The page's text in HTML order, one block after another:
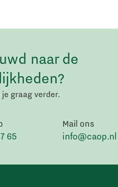
naar de
graag verder.
65
Mail ons
info@caop.nl